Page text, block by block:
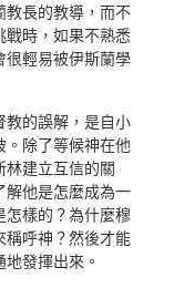
教長的教導，而不
戰時，如果不熟悉
很輕易被伊斯蘭學
教的誤解，是自小
。除了等候神在他
林建立互信的關
解他是怎麼成為一
怎樣的？為什麼穆
稱呼神？然後才能
發揮出來。